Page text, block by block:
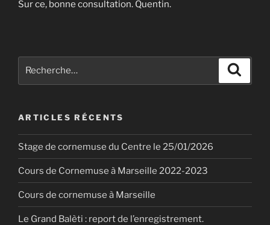
Sur ce, bonne consultation. Quentin.
ARTICLES RÉCENTS
Stage de cornemuse du Centre le 25/01/2026
Cours de Cornemuse à Marseille 2022-2023
Cours de cornemuse à Marseille
Le Grand Balèti : report de l’enregistrement.